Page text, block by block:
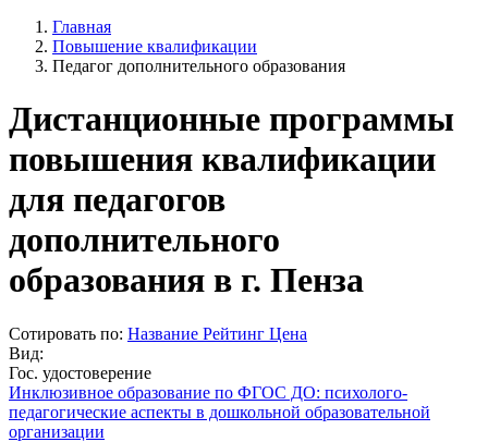
Главная
Повышение квалификации
Педагог дополнительного образования
Дистанционные программы
повышения квалификации
для педагогов
дополнительного
образования в г. Пенза
Сотировать по: Название Рейтинг Цена
Вид:
Гос. удостоверение
Инклюзивное образование по ФГОС ДО: психолого-
педагогические аспекты в дошкольной образовательной
организации